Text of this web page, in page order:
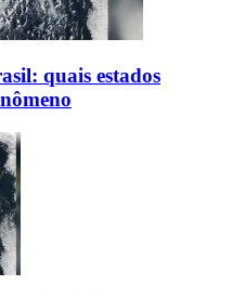
quais estados